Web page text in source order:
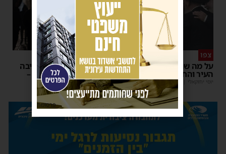
על מה שוחחו מ"מ ראש
העיר והחיד"א אברג׳ל?
יוסי יחזקאלי |
23:37
אימה באשדוד: בחור ישיבה
בן 13 נשדד באיומי רצח –
המשטרה הקימה צח”מ
מנחם דויטש |
22:32
פרסומת